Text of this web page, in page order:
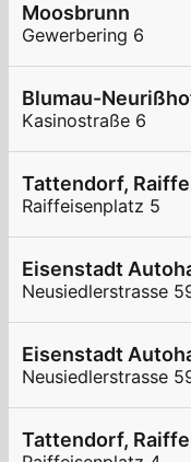
Moosbrunn
Gewerbering 6
Blumau-
Kasinostraße 6
Tattendorf,
Raiffeisenplatz 5
Eisenstadt
Neusiedlerstrasse
Eisenstadt
Neusiedlerstrasse
Tattendorf,